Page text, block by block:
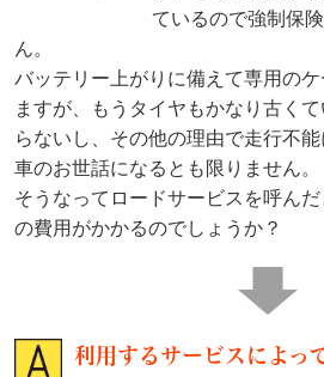
ているので強制保
ん。
バッテリー上がりに備えて専用の
ますが、もうタイヤもかなり古く
らないし、その他の理由で走行不
車のお世話になるとも限りません。
そうなってロードサービスを呼ん
の費用がかかるのでしょうか？
利用するサービスによっ